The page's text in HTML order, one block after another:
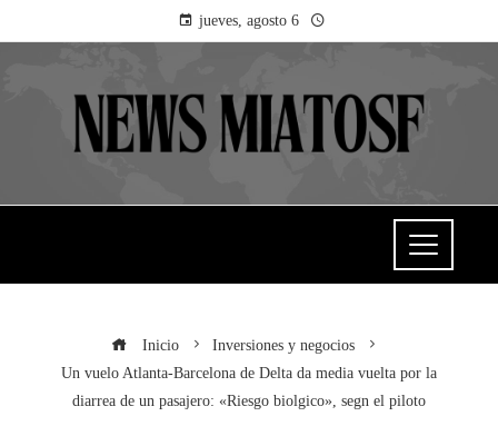
jueves, agosto 6
Inicio
Inversiones y negocios
Un vuelo Atlanta-Barcelona de Delta da media vuelta por la
diarrea de un pasajero: «Riesgo biolgico», segn el piloto